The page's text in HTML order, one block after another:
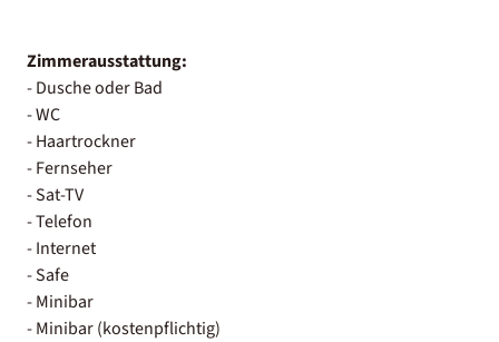
Zimmerausstattung:
- Dusche oder Bad
- WC
- Haartrockner
- Fernseher
- Sat-TV
- Telefon
- Internet
- Safe
- Minibar
- Minibar (kostenpflichtig)